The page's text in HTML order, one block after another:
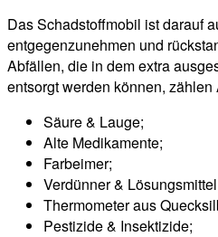
Das Schadstoffmobil ist darauf
entgegenzunehmen und
Abfällen, die in dem extra
entsorgt werden können, zählen
Säure & Lauge;
Alte Medikamente;
Farbeimer;
Verdünner &
Thermometer aus
Pestizide & Insektizide;